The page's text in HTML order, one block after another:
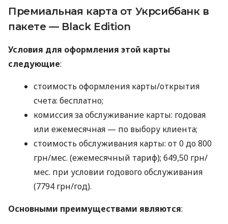
Премиальная карта от Укрсиббанк в
пакете — Black Edition
Условия для оформления этой карты
следующие:
стоимость оформления карты/открытия
счета: бесплатно;
комиссия за обслуживание карты: годовая
или ежемесячная — по выбору клиента;
стоимость обслуживания карты: от 0 до 800
грн/мес. (ежемесячный тариф); 649,50 грн/
мес. при условии годового обслуживания
(7794 грн/год).
Основными преимуществами являются: